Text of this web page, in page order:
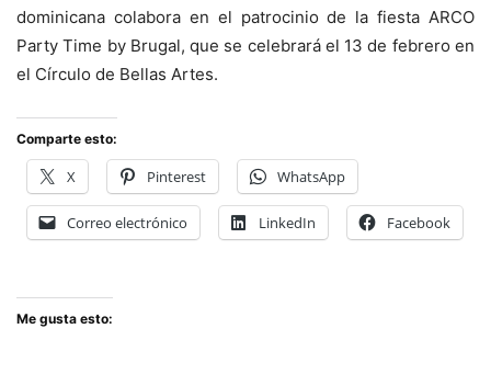
dominicana colabora en el patrocinio de la fiesta ARCO
Party Time by Brugal, que se celebrará el 13 de febrero en
el Círculo de Bellas Artes.
Comparte esto:
X Pinterest WhatsApp
Correo electrónico LinkedIn Facebook
Me gusta esto: